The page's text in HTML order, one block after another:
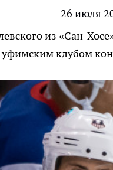
26 июля
из «Сан-
клубом